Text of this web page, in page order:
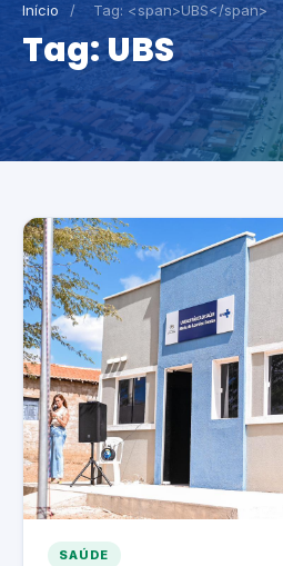
Início / Tag: <span>UBS</span>
Tag:UBS
SAÚDE